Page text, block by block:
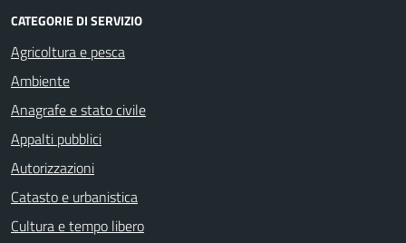
CATEGORIE DI SERVIZIO
Agricoltura e pesca
Ambiente
Anagrafe e stato civile
Appalti pubblici
Autorizzazioni
Catasto e urbanistica
Cultura e tempo libero